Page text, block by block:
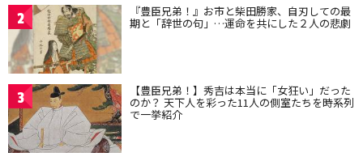
2 『豊臣兄弟！』お市と柴田勝家、自刃しての最
期と「辞世の句」…運命を共にした２人の悲劇
3 【豊臣兄弟！】秀吉は本当に「女狂い」だった
のか？ 天下人を彩った11人の側室たちを時系列
で一挙紹介